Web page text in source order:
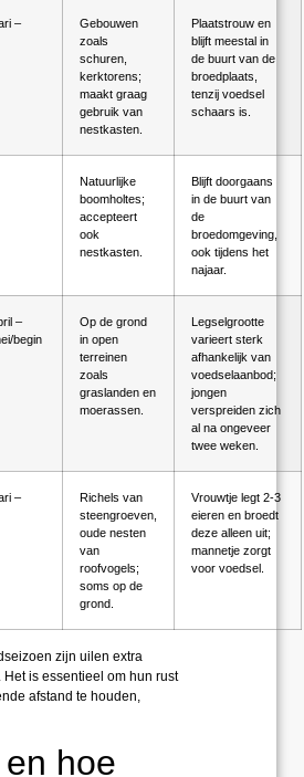
–
Gebouwen
zoals
schuren,
kerktorens;
maakt graag
gebruik van
nestkasten.
Plaatstrouw en
blijft meestal in
de buurt van de
broedplaats,
tenzij voedsel
schaars is.
Natuurlijke
boomholtes;
accepteert
ook
nestkasten.
Blijft doorgaans
in de buurt van
de
broedomgeving,
ook tijdens het
najaar.
–
begin
Op de grond
in open
terreinen
zoals
graslanden en
moerassen.
Legselgrootte
varieert sterk
afhankelijk van
voedselaanbod;
jongen
verspreiden zich
al na ongeveer
twee weken.
–
Richels van
steengroeven,
oude nesten
van
roofvogels;
soms op de
grond.
Vrouwtje legt 2-3
eieren en broedt
deze alleen uit;
mannetje zorgt
voor voedsel.
zijn uilen extra
is essentieel om hun rust
afstand te houden,
hoe